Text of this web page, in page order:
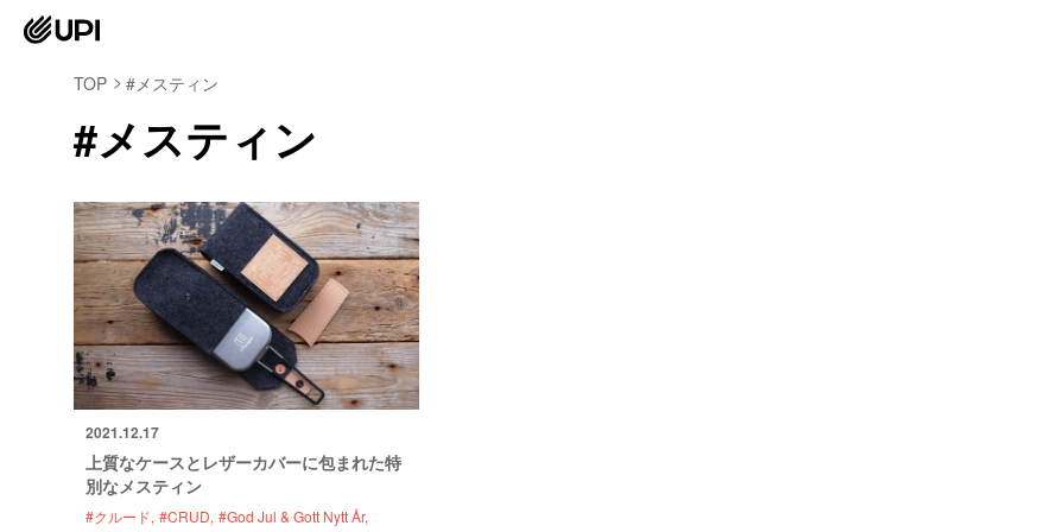
TOP #メスティン
#メスティン
2021.12.17
上質なケースとレザーカバーに包まれた特
別なメスティン
#クルード #CRUD #God Jul & Gott Nytt År